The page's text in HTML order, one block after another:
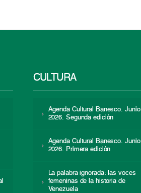
CULTURA
Agenda Cultural Banesco. Junio
2026. Segunda edición
Agenda Cultural Banesco. Junio
2026. Primera edición
La palabra ignorada: las voces
femeninas de la historia de
Venezuela